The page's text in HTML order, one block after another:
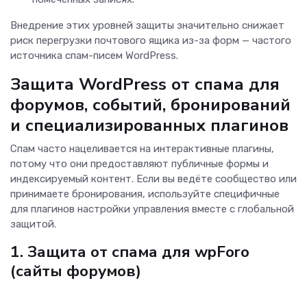
Внедрение этих уровней защиты значительно снижает
риск перегрузки почтового ящика из-за форм — частого
источника спам-писем WordPress.
Защита WordPress от спама для
форумов, событий, бронирований
и специализированных плагинов
Спам часто нацеливается на интерактивные плагины,
потому что они предоставляют публичные формы и
индексируемый контент. Если вы ведёте сообщество или
принимаете бронирования, используйте специфичные
для плагинов настройки управления вместе с глобальной
защитой.
1. Защита от спама для wpForo
(сайты форумов)